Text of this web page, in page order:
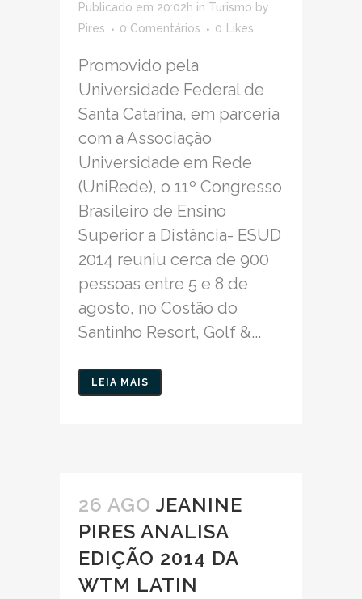
Publicado em 20:02h in Turismo by
Pires
0 Comentários 0 Likes
Promovido pela
Universidade Federal de
Santa Catarina, em parceria
com a Associação
Universidade em Rede
(UniRede), o 11º Congresso
Brasileiro de Ensino
Superior a Distância- ESUD
2014 reuniu cerca de 900
pessoas entre 5 e 8 de
agosto, no Costão do
Santinho Resort, Golf &...
LEIA MAIS
26 AGO JEANINE
PIRES ANALISA
EDIÇÃO 2014 DA
WTM LATIN